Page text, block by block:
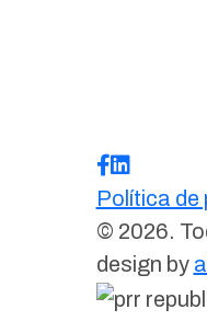
Política de
© 2026.
design by